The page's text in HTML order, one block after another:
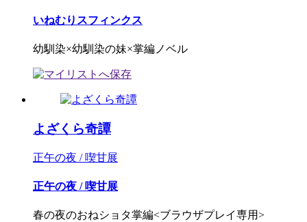
いねむりスフィンクス
幼馴染×幼馴染の妹×掌編ノベル
よざくら奇譚
正午の夜 / 喫甘展
正午の夜 / 喫甘展
春の夜のおねショタ掌編<ブラウザプレイ専用>